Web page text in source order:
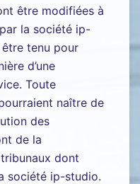
être modifiées à
la société ip-
tenu pour
d’une
Toute
naître de
des
de la
dont
société ip-studio.